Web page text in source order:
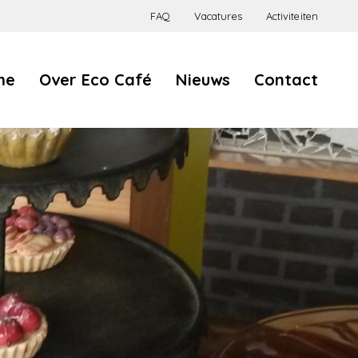
FAQ Vacatures Activiteiten
Over Eco Café
Hygiëne en veiligheid
Allergenen
Nieuws Contact